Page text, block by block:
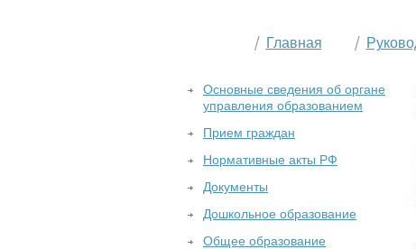
Главная
Основные сведения об органе
управления образованием
Прием граждан
Нормативные акты РФ
Документы
Дошкольное образование
Общее образование